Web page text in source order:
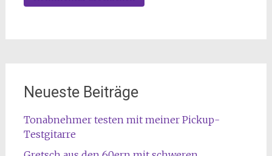
Neueste Beiträge
Tonabnehmer testen mit meiner Pickup-
Testgitarre